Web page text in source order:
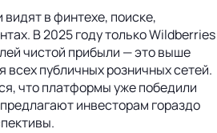
в финтехе, поиске,
В 2025 году только Wildberries
чистой прибыли — это выше
всех публичных розничных сетей.
что платформы уже победили
инвесторам гораздо